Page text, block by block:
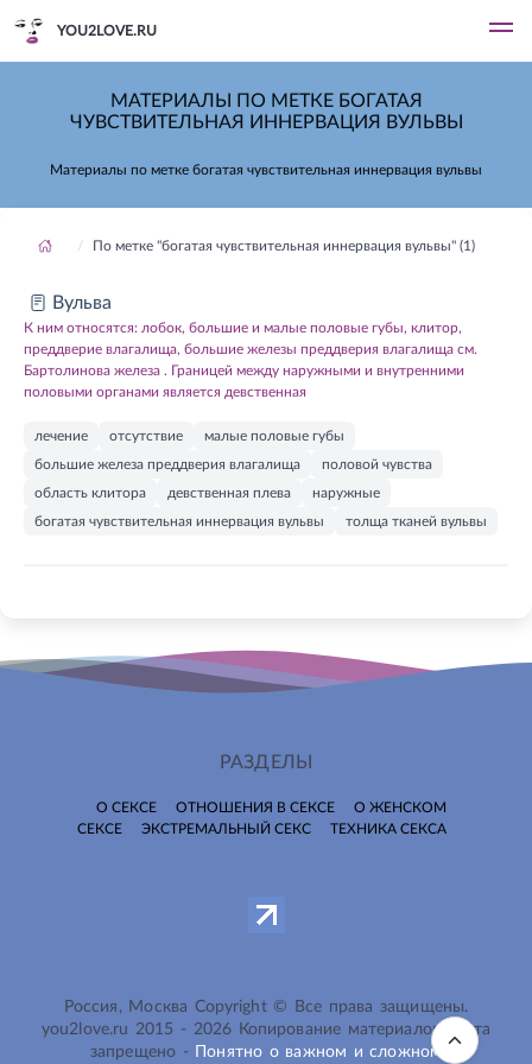
YOU2LOVE.RU
МАТЕРИАЛЫ ПО МЕТКЕ БОГАТАЯ
ЧУВСТВИТЕЛЬНАЯ ИННЕРВАЦИЯ ВУЛЬВЫ
Материалы по метке богатая чувствительная иннервация вульвы
По метке "богатая чувствительная иннервация вульвы" (1)
Вульва
К ним относятся: лобок, большие и малые половые губы, клитор,
преддверие влагалища, большие железы преддверия влагалища см.
Бартолинова железа . Границей между наружными и внутренними
половыми органами является девственная
лечение отсутствие
малые половые губы
большие железа преддверия влагалища
половой чувства
область клитора
девственная плева
наружные
богатая чувствительная иннервация вульвы
толща тканей вульвы
РАЗДЕЛЫ
О СЕКСЕ ОТНОШЕНИЯ В СЕКСЕ
О ЖЕНСКОМ
СЕКСЕ
ЭКСТРЕМАЛЬНЫЙ СЕКС ТЕХНИКА СЕКСА
Россия, Москва Copyright © Все права защищены.
you2love.ru 2015 - 2026 Копирование материалов сайта
запрещено -
Понятно о важном и сложном